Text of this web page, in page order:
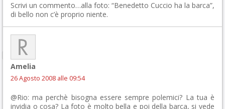
Scrivi un commento…alla foto: “Benedetto Cuccio ha la barca”,
di bello non c’è proprio niente.
Amelia
26 Agosto 2008 alle 09:54
@Rio: ma perchè bisogna essere sempre polemici? La tua è
invidia o cosa? La foto è molto bella e poi della barca, si vede